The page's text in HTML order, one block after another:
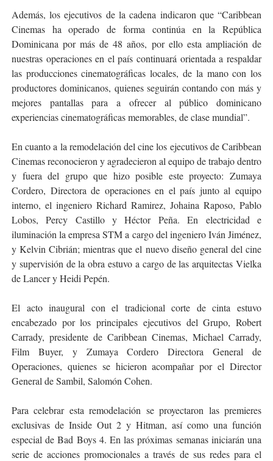
Además, los ejecutivos de la cadena indicaron que “Caribbean
Cinemas ha operado de forma continúa en la República
Dominicana por más de 48 años, por ello esta ampliación de
nuestras operaciones en el país continuará orientada a respaldar
las producciones cinematográficas locales, de la mano con los
productores dominicanos, quienes seguirán contando con más y
mejores pantallas para a ofrecer al público dominicano
experiencias cinematográficas memorables, de clase mundial”.
En cuanto a la remodelación del cine los ejecutivos de Caribbean
Cinemas reconocieron y agradecieron al equipo de trabajo dentro
y fuera del grupo que hizo posible este proyecto: Zumaya
Cordero, Directora de operaciones en el país junto al equipo
interno, el ingeniero Richard Ramirez, Johaina Raposo, Pablo
Lobos, Percy Castillo y Héctor Peña. En electricidad e
iluminación la empresa STM a cargo del ingeniero Iván Jiménez,
y Kelvin Cibrián; mientras que el nuevo diseño general del cine
y supervisión de la obra estuvo a cargo de las arquitectas Vielka
de Lancer y Heidi Pepén.
El acto inaugural con el tradicional corte de cinta estuvo
encabezado por los principales ejecutivos del Grupo, Robert
Carrady, presidente de Caribbean Cinemas, Michael Carrady,
Film Buyer, y Zumaya Cordero Directora General de
Operaciones, quienes se hicieron acompañar por el Director
General de Sambil, Salomón Cohen.
Para celebrar esta remodelación se proyectaron las premieres
exclusivas de Inside Out 2 y Hitman, así como una función
especial de Bad Boys 4. En las próximas semanas iniciarán una
serie de acciones promocionales a través de sus redes para el